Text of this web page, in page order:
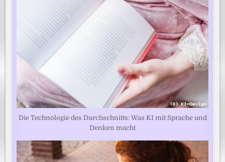
Die Technologie des Durchschnitts: Was KI mit Sprache und
Denken macht